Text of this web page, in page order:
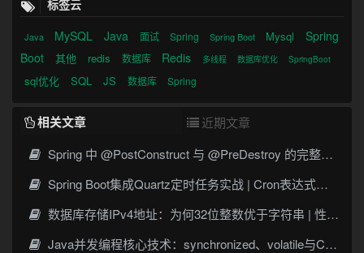
标签云
Java MySQL Java 面试 Spring Spring Boot Mysql
Spring
Boot
其他 redis 数据库 Redis 多线程 数据库优化 SpringBoot
sql优化 SQL JS 数据库 Spring
相关文章
近期文章
Spring 中 @PostConstruct 与 @PreDestroy 的完整与实战
Spring Boot集成Quartz定时任务实战 | Cron表达式详解
数据库存储IPv4地址：为何32位整数优于字符串 | 性能分析
Java并发编程核心技术：synchronized、volatile与CAS